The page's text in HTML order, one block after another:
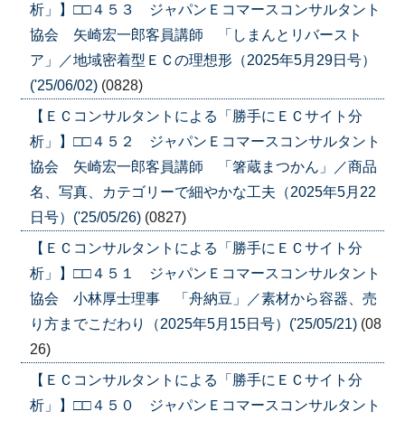
析」】□□４５３ ジャパンＥコマースコンサルタント
協会 矢崎宏一郎客員講師 「しまんとリバースト
ア」／地域密着型ＥＣの理想形（2025年5月29日号）
('25/06/02) (0828)
【ＥＣコンサルタントによる「勝手にＥＣサイト分
析」】□□４５２ ジャパンＥコマースコンサルタント
協会 矢崎宏一郎客員講師 「箸蔵まつかん」／商品
名、写真、カテゴリーで細やかな工夫（2025年5月22
日号）('25/05/26) (0827)
【ＥＣコンサルタントによる「勝手にＥＣサイト分
析」】□□４５１ ジャパンＥコマースコンサルタント
協会 小林厚士理事 「舟納豆」／素材から容器、売
り方までこだわり（2025年5月15日号）('25/05/21) (08
26)
【ＥＣコンサルタントによる「勝手にＥＣサイト分
析」】□□４５０ ジャパンＥコマースコンサルタント